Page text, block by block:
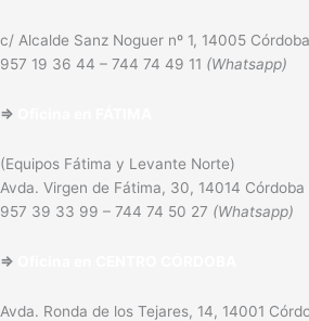
c/ Alcalde Sanz Noguer nº 1, 14005 Córdoba
957 19 36 44 – 744 74 49 11 (Whatsapp)
⇒
(Equipos Fátima y Levante Norte)
Avda. Virgen de Fátima, 30, 14014 Córdoba
957 39 33 99 – 744 74 50 27 (Whatsapp)
⇒
Avda. Ronda de los Tejares, 14, 14001